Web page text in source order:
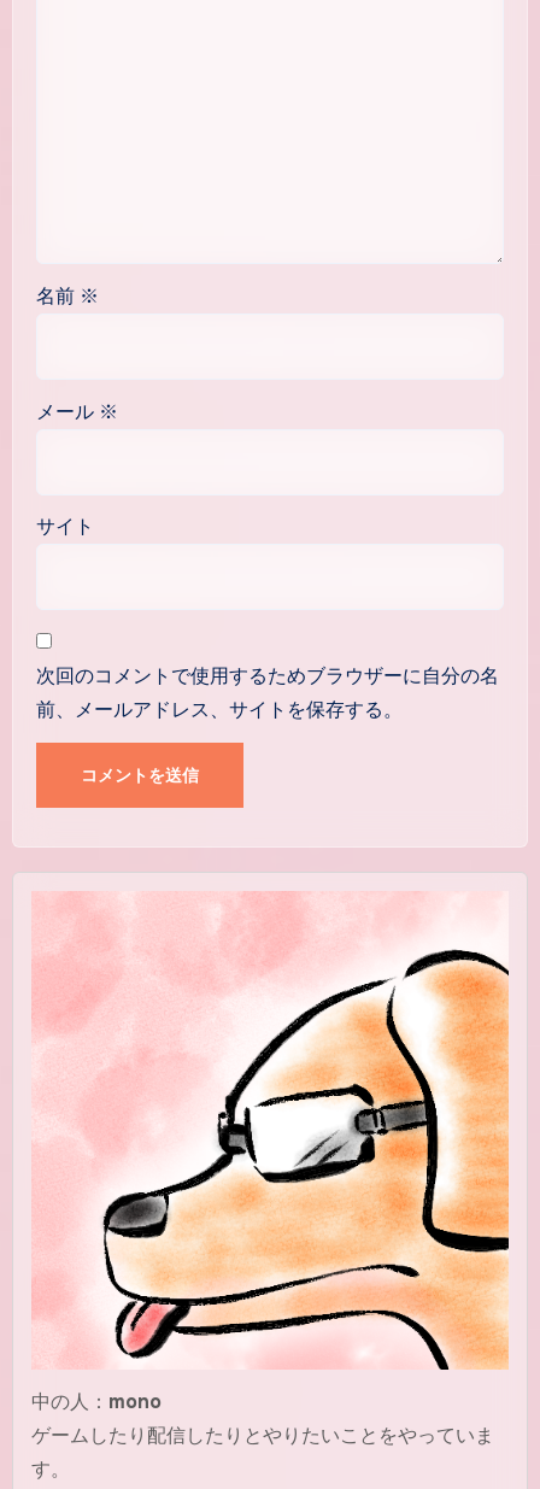
名前 ※
メール ※
サイト
次回のコメントで使用するためブラウザーに自分の名
前、メールアドレス、サイトを保存する。
中の人： mono
ゲームしたり配信したりとやりたいことをやっていま
す。